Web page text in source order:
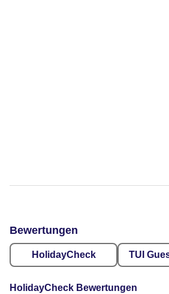
Bewertungen
HolidayCheck TUI
HolidayCheck Bewertungen